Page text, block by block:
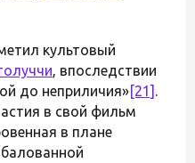
культовый
, впоследствии
до неприличия»[21] .
в свой фильм
в плане